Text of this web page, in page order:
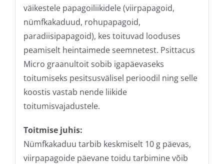
väikestele papagoiliikidele (viirpapagoid,
nümfkakaduud, rohupapagoid,
paradiisipapagoid), kes toituvad looduses
peamiselt heintaimede seemnetest. Psittacus
Micro graanultoit sobib igapäevaseks
toitumiseks pesitsusvälisel perioodil ning selle
koostis vastab nende liikide
toitumisvajadustele.
Toitmise juhis:
Nümfkakaduu tarbib keskmiselt 10 g päevas,
viirpapagoide päevane toidu tarbimine võib